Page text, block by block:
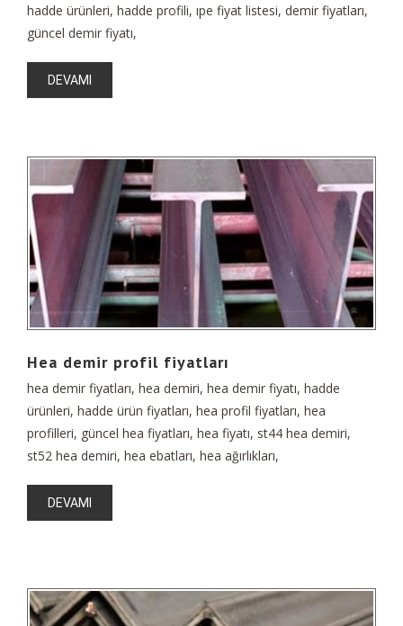
hadde ürünleri, hadde profili, ıpe fiyat listesi, demir fiyatları,
güncel demir fiyatı,
DEVAMI
Hea demir profil fiyatları
hea demir fiyatları, hea demiri, hea demir fiyatı, hadde
ürünleri, hadde ürün fiyatları, hea profil fiyatları, hea
profilleri, güncel hea fiyatları, hea fiyatı, st44 hea demiri,
st52 hea demiri, hea ebatları, hea ağırlıkları,
DEVAMI